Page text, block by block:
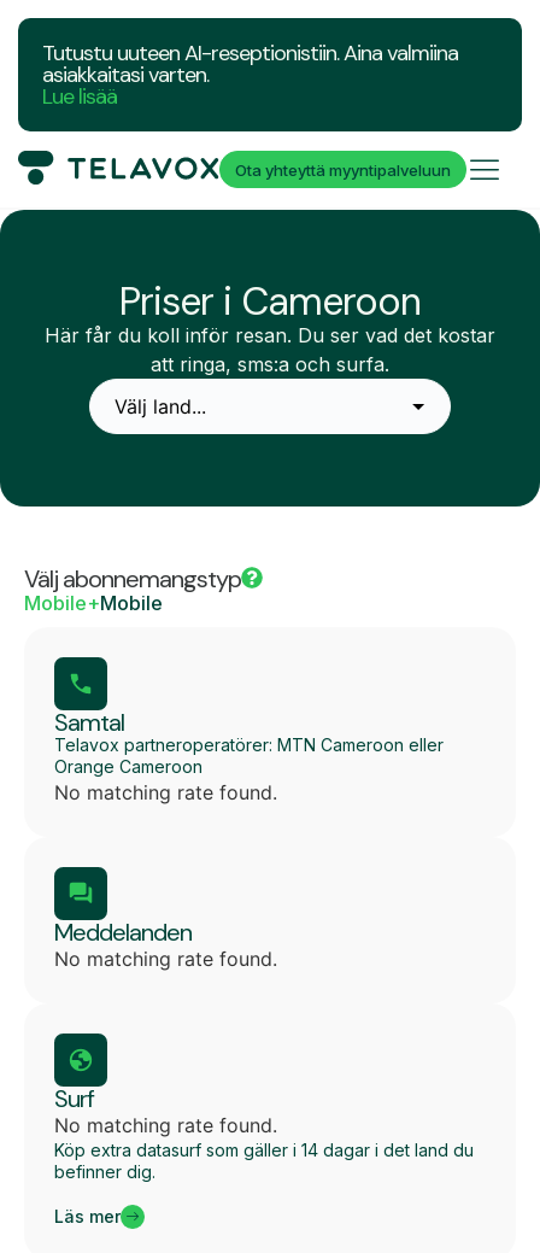
Tutustu uuteen AI-reseptionistiin. Aina valmiina
asiakkaitasi varten.
Lue lisää
Ota yhteyttä myyntipalveluun
Priser i Cameroon
Här får du koll inför resan. Du ser vad det kostar
att ringa, sms:a och surfa.
Välj abonnemangstyp
Mobile+Mobile
Samtal
Telavox partneroperatörer: MTN Cameroon eller
Orange Cameroon
No matching rate found.
Meddelanden
No matching rate found.
Surf
No matching rate found.
Köp extra datasurf som gäller i 14 dagar i det land du
befinner dig.
Läs mer